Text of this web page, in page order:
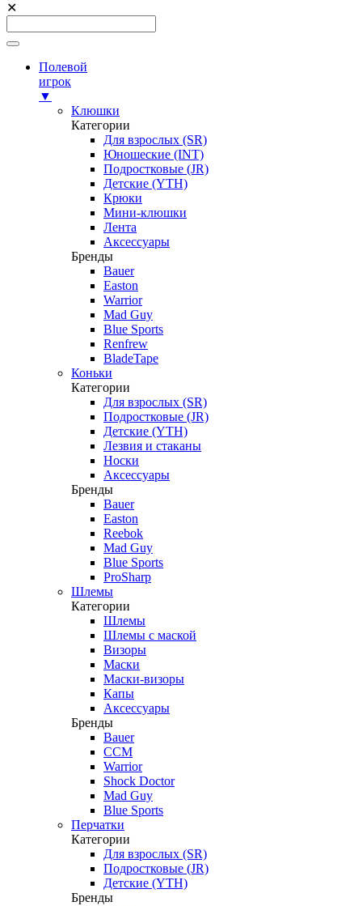
✕
Полевой
игрок
▼
Клюшки
Категории
Для взрослых (SR)
Юношеские (INT)
Подростковые (JR)
Детские (YTH)
Крюки
Мини-клюшки
Лента
Аксессуары
Бренды
Bauer
Easton
Warrior
Mad Guy
Blue Sports
Renfrew
BladeTape
Коньки
Категории
Для взрослых (SR)
Подростковые (JR)
Детские (YTH)
Лезвия и стаканы
Носки
Аксессуары
Бренды
Bauer
Easton
Reebok
Mad Guy
Blue Sports
ProSharp
Шлемы
Категории
Шлемы
Шлемы с маской
Визоры
Маски
Маски-визоры
Капы
Аксессуары
Бренды
Bauer
CCM
Warrior
Shock Doctor
Mad Guy
Blue Sports
Перчатки
Категории
Для взрослых (SR)
Подростковые (JR)
Детские (YTH)
Бренды